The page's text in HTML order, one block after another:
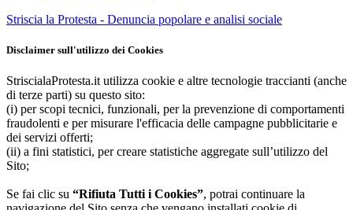
Striscia la Protesta - Denuncia popolare e analisi sociale
Disclaimer sull'utilizzo dei Cookies
StriscialaProtesta.it utilizza cookie e altre tecnologie traccianti (anche
di terze parti) su questo sito:
(i) per scopi tecnici, funzionali, per la prevenzione di comportamenti
fraudolenti e per misurare l'efficacia delle campagne pubblicitarie e
dei servizi offerti;
(ii) a fini statistici, per creare statistiche aggregate sull’utilizzo del
Sito;
Se fai clic su “Rifiuta Tutti i Cookies”, potrai continuare la